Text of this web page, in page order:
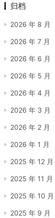
归档
2026 年 8 月
2026 年 7 月
2026 年 6 月
2026 年 5 月
2026 年 4 月
2026 年 3 月
2026 年 2 月
2026 年 1 月
2025 年 12 月
2025 年 11 月
2025 年 10 月
2025 年 9 月